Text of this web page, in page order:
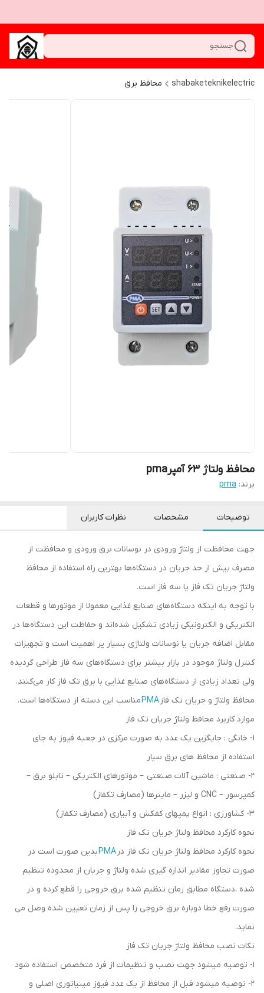
جستجو
shabaketeknikelectric محافظ برق
محافظ ولتاژ 63 آمپرpma
برند: pma
توضیحات مشخصات نظرات کاربران
جهت محافظت از ولتاژ ورودی در نوسانات برق ورودی و محافظت از
مصرف بیش از حد جریان در دستگاه‌ها بهترین راه استفاده از محافظ
ولتاژ جریان تک فاز یا سه فاز است.
با توجه به اینکه دستگاه‌های صنایع غذایی معمولا از موتورها و قطعات
الکتریکی و الکترونیکی زیادی تشکیل شده‌اند و حفاظت این دستگاه‌ها در
مقابل اضافه جریان یا نوسانات ولتاژی بسیار پر اهمیت است و تجهیزات
کنترل ولتاژ موجود در بازار بیشتر برای دستگاه‌های سه فاز طراحی گردیده
ولی تعداد زیادی از دستگاه‌های صنایع غذایی با برق تک فاز کار می‌کنند.
محافظ ولتاژ و جریان تک فاز PMAمناسب این دسته از دستگاه‌ها است.
موارد کاربرد محافظ ولتاژ جریان تک فاز
1- خانگی : جایگزین یک عدد به صورت مرکزی در جعبه فیوز به جای
استفاده از محافظ های برق سیار
2- صنعتی : ماشین آلات صنعتی – موتورهای الکتریکی – تابلو برق –
کمپرسور – CNC و لیزر – ماینرها (مصارف تکفاز)
3- کشاورزی : انواع پمپهای کفکش و آبیاری (مصارف تکفاز)
نحوه کارکرد محافظ ولتاژ جریان تک فاز
نحوه کارکرد محافظ ولتاژ جریان تک فاز در PMAبدین صورت است در
صورت تجاوز مقادیر اندازه گیری شده ولتاژ و جریان از محدوده تنظیم
شده ،دستگاه مطابق زمان تنظیم شده برق خروجی را قطع کرده و در
صورت رفع خطا دوباره برق خروجی را پس از زمان تعیین شده وصل می
نماید.
نکات نصب محافظ ولتاژ جریان تک فاز
1- توصیه میشود جهت نصب و تنظیمات از فرد متخصص استفاده شود
2- توصیه میشود قبل از محافظ از یک عدد فیوز مینیاتوری اصلی و